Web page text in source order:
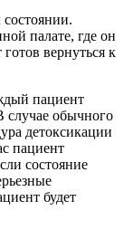
палате, где он
вернуться к
пациент
случае обычного
детоксикации
пациент
состояние
будет